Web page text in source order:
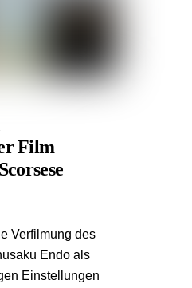
Film
Verfilmung des
Endō als
Einstellungen